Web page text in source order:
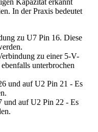
Kapazität erkannt
In der Praxis bedeutet
zu U7 Pin 16. Diese
zu einer 5-V-
unterbrochen
und auf U2 Pin 21 - Es
und auf U2 Pin 22 - Es